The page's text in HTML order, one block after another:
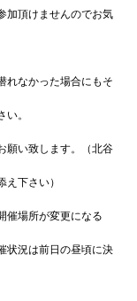
加頂けませんのでお気
れなかった場合にもそ
。
願い致します。（北谷
下さい）
催場所が変更になる
状況は前日の昼頃に決